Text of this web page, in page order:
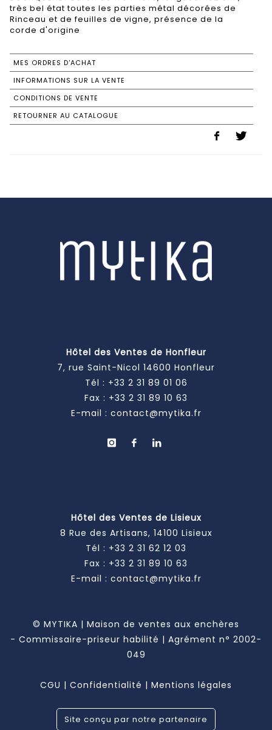
très bel état toutes les parties métal décorées de
Rinceau et de feuilles de vigne, présence de la
corde d'origine
MES ORDRES D'ACHAT
INFORMATIONS SUR LA VENTE
CONDITIONS DE VENTE
RETOURNER AU CATALOGUE
Hôtel des Ventes de Honfleur
7, rue Saint-Nicol 14600 Honfleur
Tél : +33 2 31 89 01 06
Fax : +33 2 31 89 10 63
E-mail : contact@mytika.fr
Hôtel des Ventes de Lisieux
8 Rue des Artisans, 14100 Lisieux
Tél : +33 2 31 62 12 03
Fax : +33 2 31 89 10 63
E-mail : contact@mytika.fr
© MYTIKA | Maison de ventes aux enchères
- Commissaire-priseur habilité | Agrément n° 2002-
049
CGU | Confidentialité | Mentions légales
Site conçu par notre partenaire